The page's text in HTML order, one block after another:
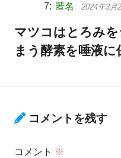
匿名 2024年3月
マツコはとろみ
まう酵素を唾液に
コメントを残す
コメント ※